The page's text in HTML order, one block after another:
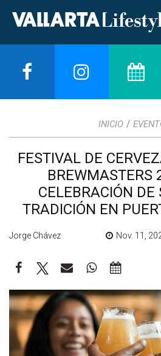
INICIO /
FESTIVAL DE
BREWMASTERS
CELEBRACIÓN DE
TRADICIÓN EN
Jorge Chávez Nov. 11,